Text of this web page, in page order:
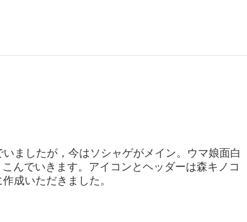
ましたが，今はソシャゲがメイン。ウマ娘面白
んでいきます。アイコンとヘッダーは森キノコ
成いただきました。